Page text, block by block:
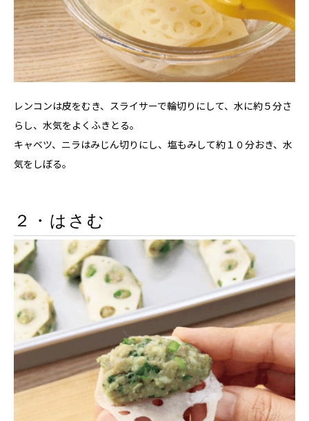
レンコンは皮をむき、スライサーで輪切りにして、水に約５分さ
らし、水気をよくふきとる。
キャベツ、ニラはみじん切りにし、塩もみして約１０分おき、水
気をしぼる。
２・はさむ